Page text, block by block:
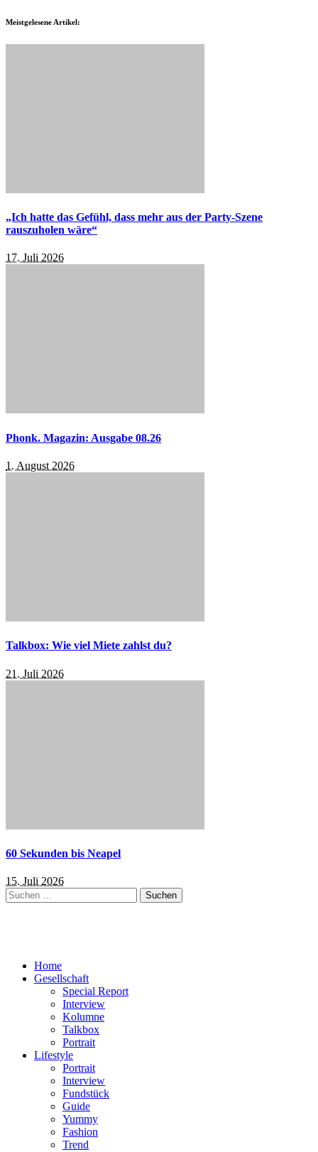
Meistgelesene Artikel:
„Ich hatte das Gefühl, dass mehr aus der Party-Szene
rauszuholen wäre“
17. Juli 2026
Phonk. Magazin: Ausgabe 08.26
1. August 2026
Talkbox: Wie viel Miete zahlst du?
21. Juli 2026
60 Sekunden bis Neapel
15. Juli 2026
Suchen
nach:
Home
Gesellschaft
Special Report
Interview
Kolumne
Talkbox
Portrait
Lifestyle
Portrait
Interview
Fundstück
Guide
Yummy
Fashion
Trend